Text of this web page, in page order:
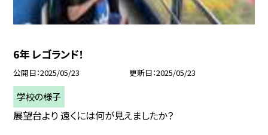
6年 レゴランド！
公開日 2025/05/23 更新日 2025/05/23
学校の様子
展望台より 遠くには何が見えましたか？